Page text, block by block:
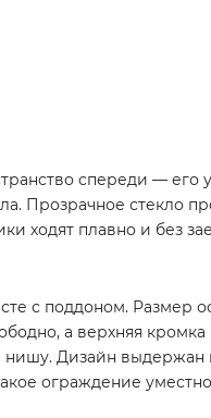
спереди — его
Прозрачное стекло
ходят плавно и без
с поддоном. Размер
а верхняя
Дизайн
ограждение